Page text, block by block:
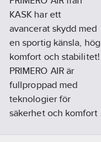
KASK har ett
avancerat skydd med
en sportig känsla, hög
komfort och stabilitet!
PRIMERO AIR är
fullproppad med
teknologier för
säkerhet och komfort